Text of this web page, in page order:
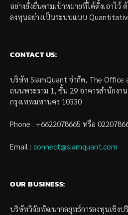
อย่างยั่งยืนตามเป้าหมายที่ได้ตั้งเอาไว้
ลงทุนอย่างเป็นระบบแบบ
CONTACT US:
บริษัท SiamQuant จำกัด, The Office
ถนนพระราม 1, ชั้น 29 อาคารสำนักงา
กรุงเทพมหานคร 10330
Phone : +6622078665 หรือ
Email : connect@siamquant.com
OUR BUSINESS:
บริษัทวิจัยพัฒนากลยุทธ์การลงทุนเชิง